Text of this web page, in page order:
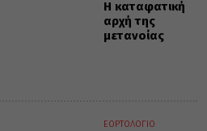
Η καταφατική
αρχή της
μετανοίας
ΕΟΡΤΟΛΟΓΙΟ